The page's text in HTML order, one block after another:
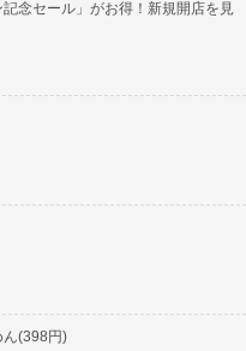
念セール」がお得！新規開店を見
ん(398円)